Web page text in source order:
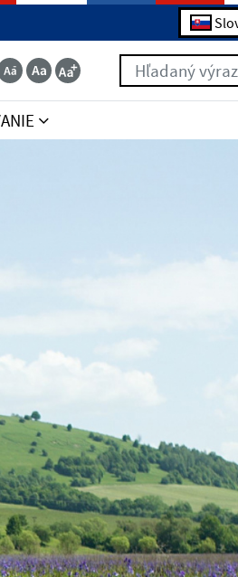
Hľadaný výraz...